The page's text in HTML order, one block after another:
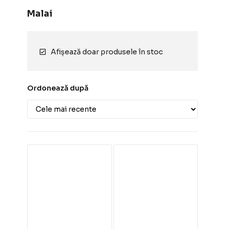
Malai
Afișează doar produsele în stoc
Ordonează după